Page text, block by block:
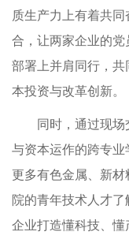
质生产力上有着共
合，让两家企业的
部署上并肩同行，
本投资与改革创新。
同时，通过现
与资本运作的跨专
更多有色金属、新
院的青年技术人才
企业打造懂科技、